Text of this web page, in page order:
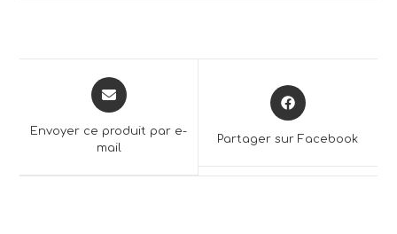
Opens
in
new
Envoyer ce produit par e-
mail
Opens
in
Partager sur Facebook